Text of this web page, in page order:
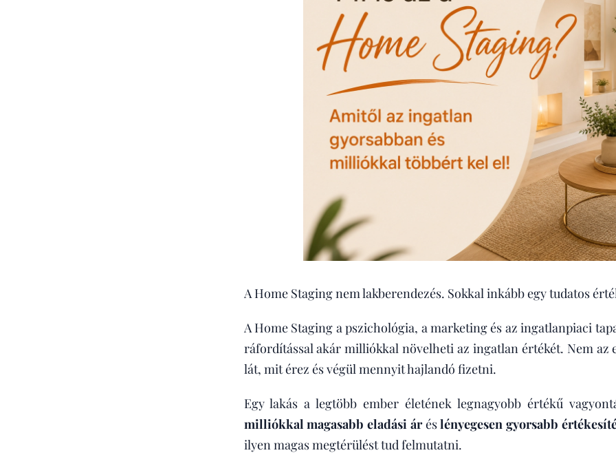
A Home Staging nem lakberendezés. Sokkal inkább egy tudatos
A Home Staging a pszichológia, a marketing és az ingatlanpiaci
ráfordítással akár milliókkal növelheti az ingatlan értékét. Nem
lát, mit érez és végül mennyit hajlandó fizetni.
Egy lakás a legtöbb ember életének legnagyobb értékű
milliókkal magasabb eladási áréslényegesen gyorsabb
ilyen magas megtérülést tud felmutatni.